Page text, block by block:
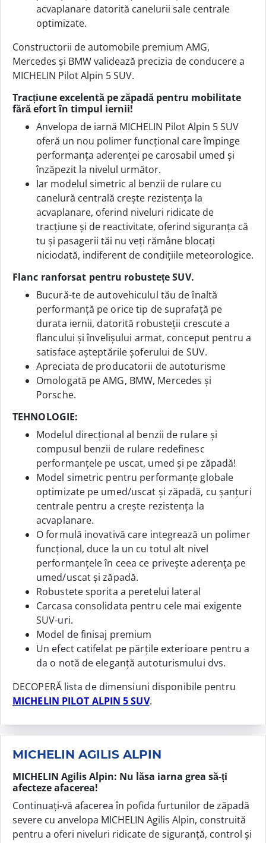
acvaplanare datorită canelurii sale centrale
optimizate.
Constructorii de automobile premium AMG,
Mercedes și BMW validează precizia de conducere a
MICHELIN Pilot Alpin 5 SUV.
Tracțiune excelentă pe zăpadă pentru mobilitate
fără efort în timpul iernii!
Anvelopa de iarnă MICHELIN Pilot Alpin 5 SUV
oferă un nou polimer funcțional care împinge
performanța aderenței pe carosabil umed și
înzăpezit la nivelul următor.
Iar modelul simetric al benzii de rulare cu
canelură centrală crește rezistența la
acvaplanare, oferind niveluri ridicate de
tracțiune și de reactivitate, oferind siguranța că
tu și pasagerii tăi nu veți rămâne blocați
niciodată, indiferent de condițiile meteorologice.
Flanc ranforsat pentru robustețe SUV.
Bucură-te de autovehiculul tău de înaltă
performanță pe orice tip de suprafață pe
durata iernii, datorită robusteții crescute a
flancului și învelișului armat, conceput pentru a
satisface așteptările șoferului de SUV.
Apreciata de producatorii de autoturisme
Omologată pe AMG, BMW, Mercedes și
Porsche.
TEHNOLOGIE:
Modelul direcțional al benzii de rulare și
compusul benzii de rulare redefinesc
performanțele pe uscat, umed și pe zăpadă!
Model simetric pentru performanțe globale
optimizate pe umed/uscat și zăpadă, cu șanțuri
centrale pentru a crește rezistența la
acvaplanare.
O formulă inovativă care integrează un polimer
funcțional, duce la un cu totul alt nivel
performanțele în ceea ce privește aderența pe
umed/uscat și zăpadă.
Robustete sporita a peretelui lateral
Carcasa consolidata pentru cele mai exigente
SUV-uri.
Model de finisaj premium
Un efect catifelat pe părțile exterioare pentru a
da o notă de eleganță autoturismului dvs.
DECOPERĂ lista de dimensiuni disponibile pentru
MICHELIN PILOT ALPIN 5 SUV.
MICHELIN AGILIS ALPIN
MICHELIN Agilis Alpin: Nu lăsa iarna grea să-ți
afecteze afacerea!
Continuați-vă afacerea în pofida furtunilor de zăpadă
severe cu anvelopa MICHELIN Agilis Alpin, construită
pentru a oferi niveluri ridicate de siguranță, control și